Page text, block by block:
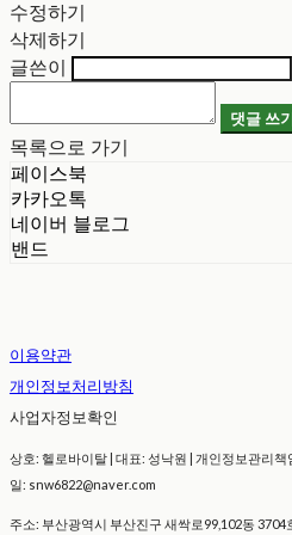
수정하기
삭제하기
글쓴이
댓글 쓰
목록으로 가기
페이스북
카카오톡
네이버 블로그
밴드
이용약관
개인정보처리방침
사업자정보확인
상호: 헬로바이탈 | 대표: 성낙원 | 개인정보관리
일: snw6822@naver.com
주소: 부산광역시 부산진구 새싹로99,102동